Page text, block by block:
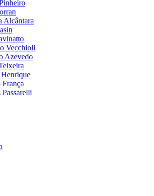
Alcântara
Vecchioli
Azevedo